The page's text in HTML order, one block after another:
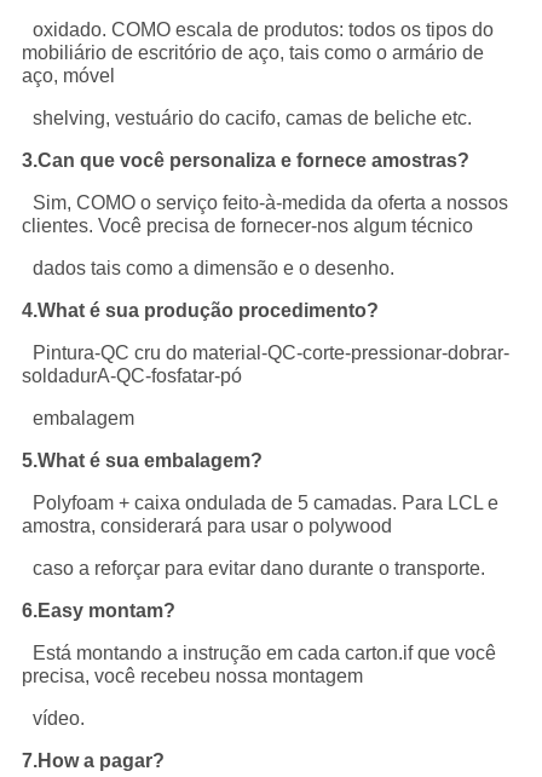
oxidado. COMO escala de produtos: todos os tipos do
mobiliário de escritório de aço, tais como o armário de
aço, móvel
shelving, vestuário do cacifo, camas de beliche etc.
3.Can que você personaliza e fornece amostras?
Sim, COMO o serviço feito-à-medida da oferta a nossos
clientes. Você precisa de fornecer-nos algum técnico
dados tais como a dimensão e o desenho.
4.What é sua produção procedimento?
Pintura-QC cru do material-QC-corte-pressionar-dobrar-
soldadurA-QC-fosfatar-pó
embalagem
5.What é sua embalagem?
Polyfoam + caixa ondulada de 5 camadas. Para LCL e
amostra, considerará para usar o polywood
caso a reforçar para evitar dano durante o transporte.
6.Easy montam?
Está montando a instrução em cada carton.if que você
precisa, você recebeu nossa montagem
vídeo.
7.How a pagar?